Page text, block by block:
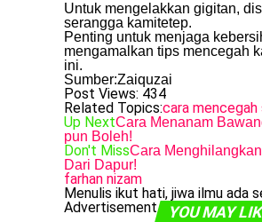
Untuk mengelakkan gigitan,
serangga kamitetep.
Penting untuk menjaga
mengamalkan tips mencegah
ini.
Sumber:Zaiquzai
Post Views: 434
Related Topics:cara
Up NextCara Menanam
pun Boleh!
Don't MissCara
Dari Dapur!
farhan nizam
Menulis ikut hati, jiwa ilmu ada
Advertisement
YOU MAY